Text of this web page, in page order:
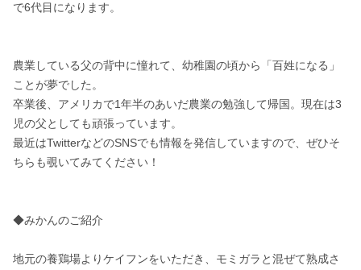
で6代目になります。
農業している父の背中に憧れて、幼稚園の頃から「百姓になる」
ことが夢でした。
卒業後、アメリカで1年半のあいだ農業の勉強して帰国。現在は3
児の父としても頑張っています。
最近はTwitterなどのSNSでも情報を発信していますので、ぜひそ
ちらも覗いてみてください！
◆みかんのご紹介
地元の養鶏場よりケイフンをいただき、モミガラと混ぜて熟成さ